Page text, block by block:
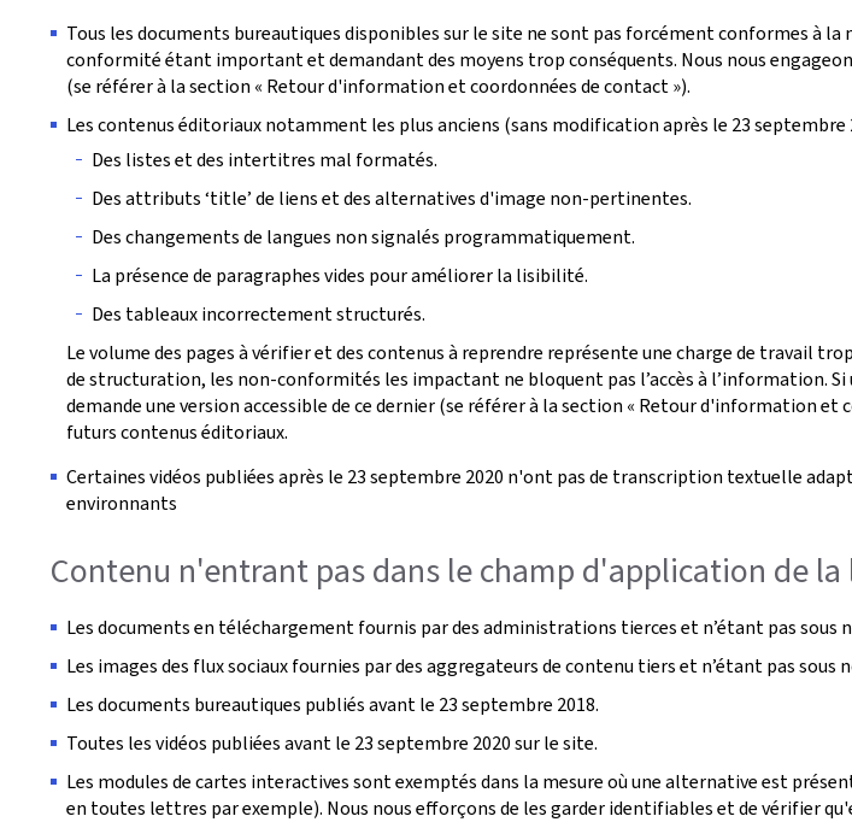
Tous les documents bureautiques disponibles sur le site ne sont pas forcément conformes à
conformité étant important et demandant des moyens trop conséquents. Nous nous
(se référer à la section « Retour d'information et coordonnées de contact »).
Les contenus éditoriaux notamment les plus anciens (sans modification après le 23
Des listes et des intertitres mal formatés.
Des attributs ‘title’ de liens et des alternatives d'image non-pertinentes.
Des changements de langues non signalés programmatiquement.
La présence de paragraphes vides pour améliorer la lisibilité.
Des tableaux incorrectement structurés.
Le volume des pages à vérifier et des contenus à reprendre représente une charge de travail
de structuration, les non-conformités les impactant ne bloquent pas l’accès à l’information.
demande une version accessible de ce dernier (se référer à la section « Retour d'information
futurs contenus éditoriaux.
Certaines vidéos publiées après le 23 septembre 2020 n'ont pas de transcription textuelle
environnants
Contenu n'entrant pas dans le champ d'application de la
Les documents en téléchargement fournis par des administrations tierces et n’étant pas sous
Les images des flux sociaux fournies par des aggregateurs de contenu tiers et n’étant pas sous
Les documents bureautiques publiés avant le 23 septembre 2018.
Toutes les vidéos publiées avant le 23 septembre 2020 sur le site.
Les modules de cartes interactives sont exemptés dans la mesure où une alternative est
en toutes lettres par exemple). Nous nous efforçons de les garder identifiables et de vérifier